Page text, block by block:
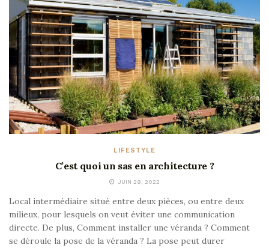
LIFESTYLE
C’est quoi un sas en architecture ?
JUIN 29, 2022
Local intermédiaire situé entre deux pièces, ou entre deux
milieux, pour lesquels on veut éviter une communication
directe. De plus, Comment installer une véranda ? Comment
se déroule la pose de la véranda ? La pose peut durer